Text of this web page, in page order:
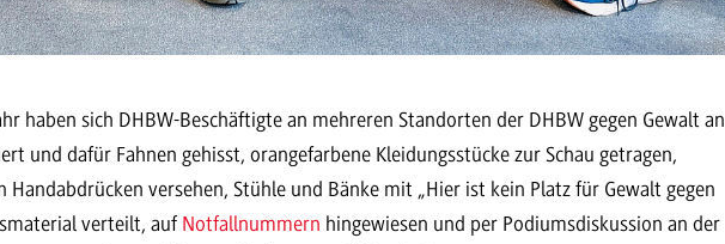
haben sich DHBW-Beschäftigte an mehreren Standorten der DHBW gegen Gewalt an
und dafür Fahnen gehisst, orangefarbene Kleidungsstücke zur Schau getragen,
Handabdrücken versehen, Stühle und Bänke mit „Hier ist kein Platz für Gewalt gegen
verteilt, aufNotfallnummern hingewiesen und per Podiumsdiskussion an der